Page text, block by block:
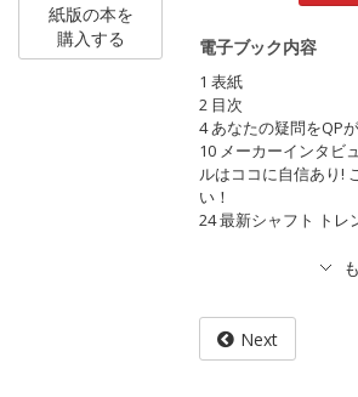
紙版の本を
購入する
電子ブック内容
1 表紙
2 目次
4 あなたの疑問をQP
10 メーカーインタビ
ルはココに自信あり!
い！
24 最新シャフト トレ
Next